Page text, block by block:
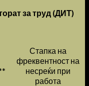
за труд (ДИТ)
Стапка на
фреквентност на
несреќи при
работа